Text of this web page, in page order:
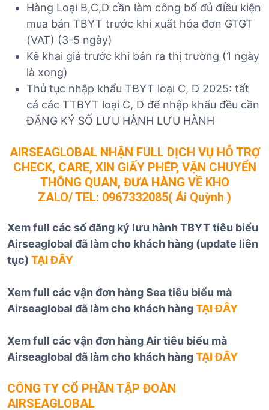
Hàng Loại B,C,D cần làm công bố đủ điều kiện
mua bán TBYT trước khi xuất hóa đơn GTGT
(VAT) (3-5 ngày)
Kê khai giá trước khi bán ra thị trường (1 ngày
là xong)
Thủ tục nhập khẩu TBYT loại C, D 2025: tất
cả các TTBYT loại C, D để nhập khẩu đều cần
ĐĂNG KÝ SỐ LƯU HÀNH LƯU HÀNH
AIRSEAGLOBAL NHẬN FULL DỊCH VỤ HỖ TRỢ
CHECK, CARE, XIN GIẤY PHÉP, VẬN CHUYỂN
THÔNG QUAN, ĐƯA HÀNG VỀ KHO
ZALO/ TEL: 0967332085( Ái Quỳnh )
Xem full các số đăng ký lưu hành TBYT tiêu biểu
Airseaglobal đã làm cho khách hàng (update liên
tục) TẠI ĐÂY
Xem full các vận đơn hàng Sea tiêu biểu mà
Airseaglobal đã làm cho khách hàngTẠI ĐÂY
Xem full các vận đơn hàng Air tiêu biểu mà
Airseaglobal đã làm cho khách hàngTẠI ĐÂY
CÔNG TY CỔ PHẦN TẬP ĐOÀN
AIRSEAGLOBAL